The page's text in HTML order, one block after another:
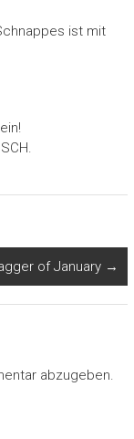
ist mit
of January →
abzugeben.